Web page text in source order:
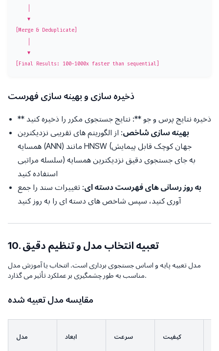
[Merge & Deduplicate]
ذخیره سازی و بهینه سازی فهرست
** ذخیره نتایج پرس و جو **: نتایج جستجوی مکرر را ذخیره کنید
بهینه سازی شاخص: از الگوریتم های تقریبی نزدیکترین
همسایه (ANN) مانند HNSW (جهان کوچک قابل پیمایش
سلسله مراتبی) به جای جستجوی دقیق نزدیکترین همسایه
استفاده کنید
به روز رسانی های فهرست دسته ای: تغییرات سند را جمع
آوری کنید، سپس شاخص های دسته ای را به روز کنید
10. تعبیه انتخاب مدل و تنظیم دقیق
مدل تعبیه پایه و اساس جستجوی برداری است. انتخاب یا آموزش مدل
مناسب به طور چشمگیری بر عملکرد تأثیر می گذارد.
مقایسه مدل تعبیه شده
مدل ابعاد سرعت کیفیت